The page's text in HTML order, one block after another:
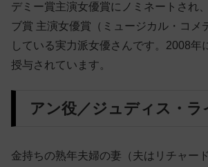
デミー賞主演女優賞にノミネートされ
ブ賞 主演女優賞（ミュージカル・コメ
している実力派女優さんです。2008年
授与されています。
アン役／ジュディス・ラ
金持ちの熟年夫婦の妻（夫はリチャード